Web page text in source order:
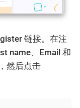
链接。在注
name、 Email 和
然后点击